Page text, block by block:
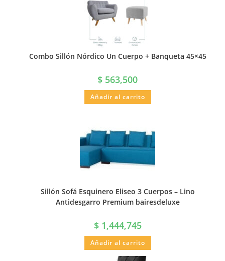
Combo Sillón Nórdico Un Cuerpo + Banqueta 45×45
$ 563,500
Añadir al carrito
Sillón Sofá Esquinero Eliseo 3 Cuerpos – Lino
Antidesgarro Premium bairesdeluxe
$1,444,745
Añadir al carrito